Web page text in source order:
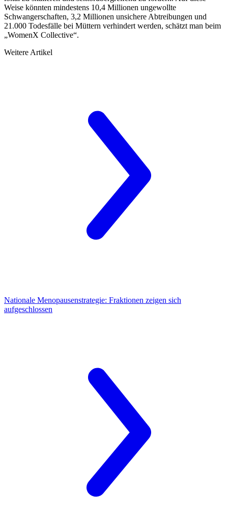
Weise könnten mindestens 10,4 Millionen ungewollte
Schwangerschaf­ten, 3,2 Millionen unsichere Abtreibungen und
21.000 Todesfälle bei Müttern verhindert werden, schätzt man beim
„WomenX Collective“.
Weitere Artikel
Nationale Menopausenstrategie: Fraktionen zeigen sich
aufgeschlossen